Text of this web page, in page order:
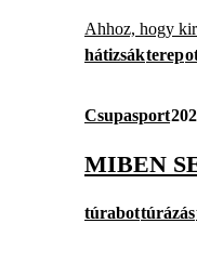
Ahhoz, hogy
hátizsákterep
Csupasport
MIBEN
túrabottúrázás